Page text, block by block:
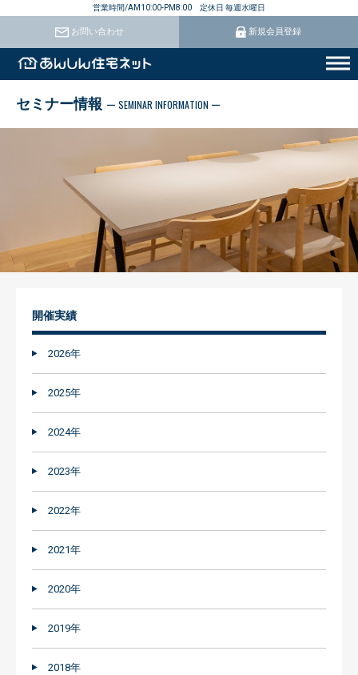
営業時間/AM10:00-PM8:00 定休日 毎週水曜日
お問い合わせ 新規会員登録
セミナー情報 ー SEMINAR INFORMATION ー
開催実績
2026年
2025年
2024年
2023年
2022年
2021年
2020年
2019年
2018年